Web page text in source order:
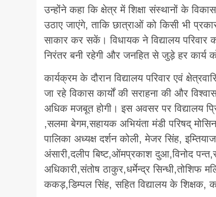
उन्होंने कहा कि क्षेत्र में शिक्षा संस्थानों के
उठाए जाएंगे, ताकि छात्राओं को किसी भी
साकार कर सकें। विधायक ने विद्यालय परिवार
निरंतर बनी रहेगी और जनहित से जुड़े हर कार्य
कार्यक्रम के दौरान विद्यालय परिवार एवं
जा रहे विकास कार्यों की सराहना की और
अधिक मजबूत होगी। इस अवसर पर विद्यालय
,सलमा बेगम,सहायक अभियंता मंडी परिषद्
पालिका अध्यक्ष दर्शन कोली, मेजर सिंह,
अंसारी,दलीप बिष्ट,ओंमप्रकाश दुआ,विनोद
अधिकारी,संतोष ठाकुर,धर्मेन्द्र सिन्धी,तोशिफ
ककड़,डिम्पल सिंह, सहित विद्यालय के शिक्षक,